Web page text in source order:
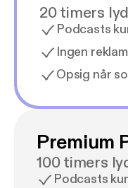
20 timers
Podcasts
Ingen
Opsig når
Premium
100 timers
Podcasts